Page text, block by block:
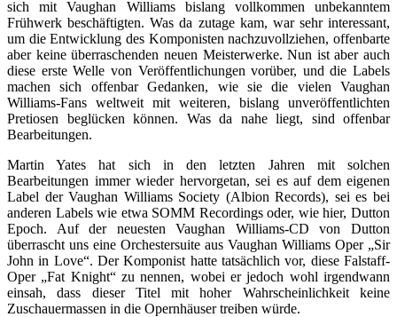
sich mit Vaughan Williams bislang vollkommen unbekanntem
Frühwerk beschäftigten. Was da zutage kam, war sehr interessant,
um die Entwicklung des Komponisten nachzuvollziehen, offenbarte
aber keine überraschenden neuen Meisterwerke. Nun ist aber auch
diese erste Welle von Veröffentlichungen vorüber, und die Labels
machen sich offenbar Gedanken, wie sie die vielen Vaughan
Williams-Fans weltweit mit weiteren, bislang unveröffentlichten
Pretiosen beglücken können. Was da nahe liegt, sind offenbar
Bearbeitungen.
Martin Yates hat sich in den letzten Jahren mit solchen
Bearbeitungen immer wieder hervorgetan, sei es auf dem eigenen
Label der Vaughan Williams Society (Albion Records), sei es bei
anderen Labels wie etwa SOMM Recordings oder, wie hier, Dutton
Epoch. Auf der neuesten Vaughan Williams-CD von Dutton
überrascht uns eine Orchestersuite aus Vaughan Williams Oper „Sir
John in Love“. Der Komponist hatte tatsächlich vor, diese Falstaff-
Oper „Fat Knight“ zu nennen, wobei er jedoch wohl irgendwann
einsah, dass dieser Titel mit hoher Wahrscheinlichkeit keine
Zuschauermassen in die Opernhäuser treiben würde.